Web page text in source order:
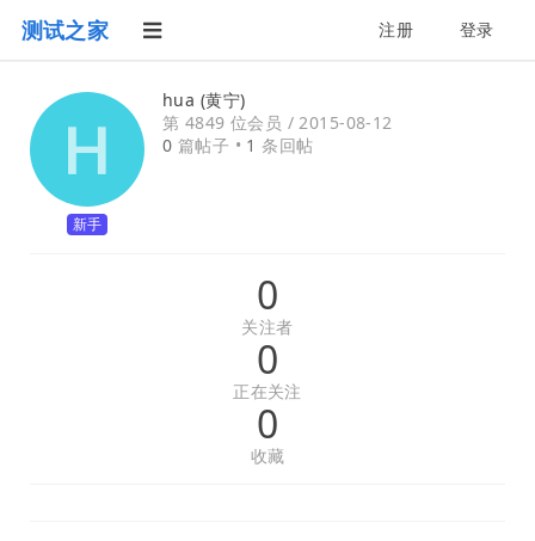
测试之家 注册 登录
新手
hua (黄宁)
第 4849 位会员 /2015-08-12
0 篇帖子 • 1 条回帖
0
关注者
0
正在关注
0
收藏